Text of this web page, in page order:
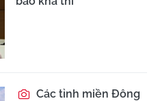
Các tỉnh miền Đông